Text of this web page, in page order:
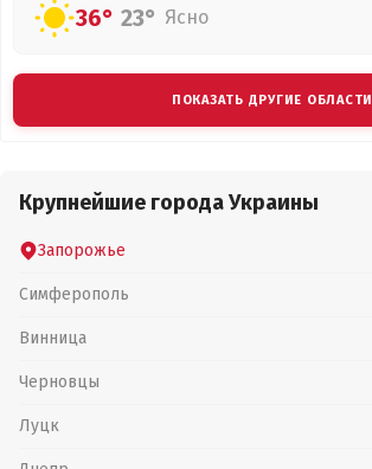
36° 23° Ясно
ПОКАЗАТЬ ДРУГИЕ ОБЛАСТИ
Крупнейшие города Украины
Запорожье
Симферополь
Винница
Черновцы
Луцк